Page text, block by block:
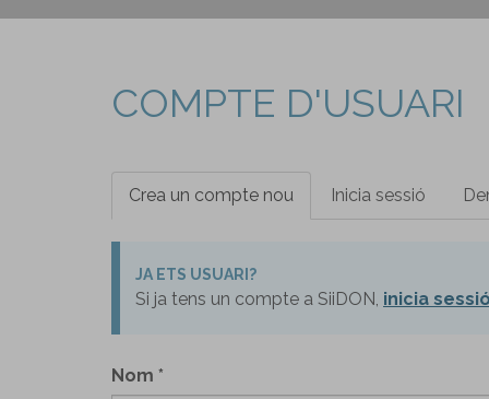
COMPTE D'USUARI
Pestanyes
primàries
Crea un compte nou (pestanya
activa)
Inicia sessió
JA ETS USUARI?
Si ja tens un compte a SiiDON, inicia sessió
Nom *